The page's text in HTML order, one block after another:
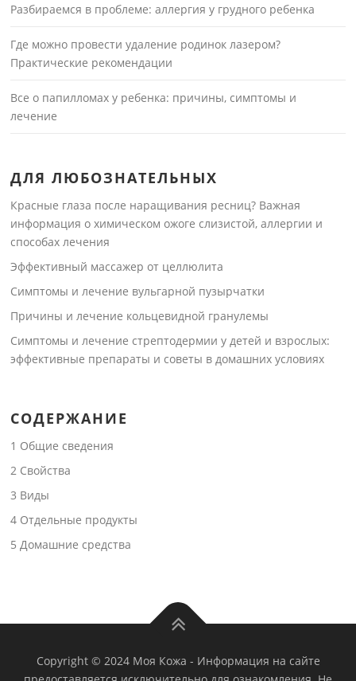
Разбираемся в проблеме: аллергия у грудного ребенка
Где можно провести удаление родинок лазером?
Практические рекомендации
Все о папилломах у ребенка: причины, симптомы и
лечение
ДЛЯ ЛЮБОЗНАТЕЛЬНЫХ
Красные глаза после наращивания ресниц? Важная
информация о химическом ожоге слизистой, аллергии и
способах лечения
Эффективный массажер от целлюлита
Симптомы и лечение вульгарной пузырчатки
Причины и лечение кольцевидной гранулемы
Симптомы и лечение стрептодермии у детей и взрослых:
эффективные препараты и советы в домашних условиях
СОДЕРЖАНИЕ
1 Общие сведения
2 Свойства
3 Виды
4 Отдельные продукты
5 Домашние средства
Copyright © 2024 Моя Кожа - Информация на сайте